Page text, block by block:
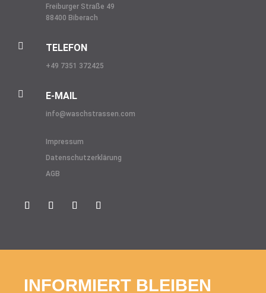
Freiburger Straße 49
88400 Biberach
 TELEFON
+49 7351 372425
 E-MAIL
info@waschstrassen.com
Impressum
Datenschutzerklärung
AGB
INFORMIERT BLEIBEN